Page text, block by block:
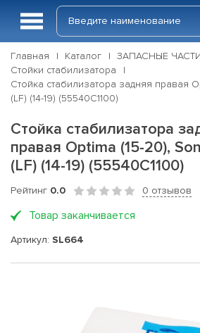
Главная Каталог ЗАПАСНЫЕ
Стойки стабилизатора
Стойка стабилизатора задняя правая
(LF) (14-19) (55540C1100)
Стойка стабилизатора
правая Optima (15-20),
(LF) (14-19) (55540C1100)
Рейтинг 0.0 0 отзывов
Товар заканчивается
Артикул: SL664